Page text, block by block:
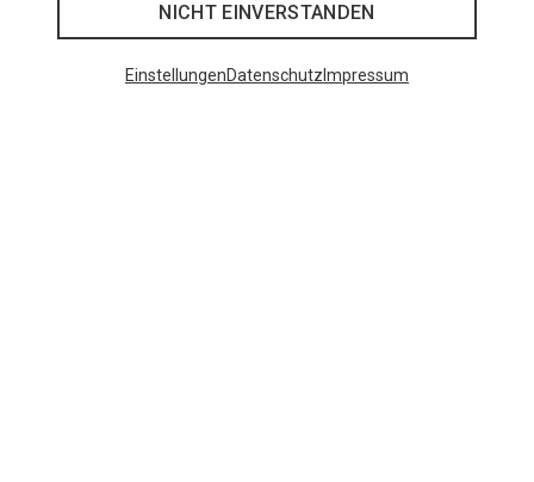
NICHT EINVERSTANDEN
EinstellungenDatenschutz Impressum